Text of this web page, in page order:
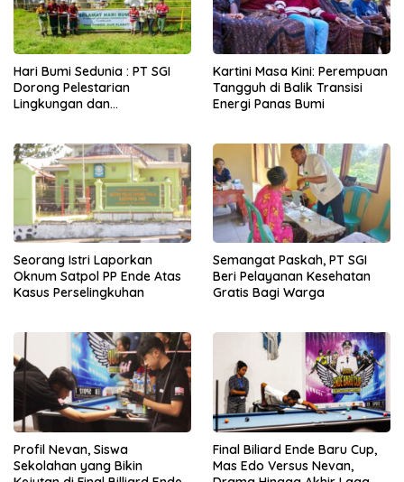
Hari Bumi Sedunia : PT SGI
Dorong Pelestarian
Lingkungan dan
Kartini Masa Kini: Perempuan
Tangguh di Balik Transisi
Energi Panas Bumi
Seorang Istri Laporkan
Oknum Satpol PP Ende Atas
Kasus Perselingkuhan
Semangat Paskah, PT SGI
Beri Pelayanan Kesehatan
Gratis Bagi Warga
Profil Nevan, Siswa
Sekolahan yang Bikin
Final Biliard Ende Baru Cup,
Mas Edo Versus Nevan,